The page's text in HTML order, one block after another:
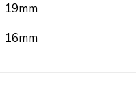
19mm
16mm